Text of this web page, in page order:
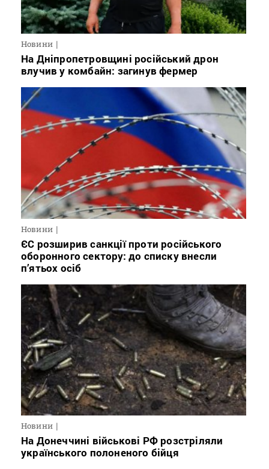
Новини
На Дніпропетровщині російський дрон
влучив у комбайн: загинув фермер
Новини
ЄС розширив санкції проти російського
оборонного сектору: до списку внесли
п’ятьох осіб
Новини
На Донеччині військові РФ розстріляли
українського полоненого бійця